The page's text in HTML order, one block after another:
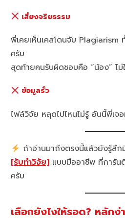
เสี่ยงจริยธรรม
พี่เคยเห็นเคสโดนจับ Plagiarism
ครับ
สุดท้ายคนรับผิดชอบคือ “น้อง” ไม่
ข้อมูลรั่ว
ไฟล์วิจัย หลุดไปไหนไม่รู้ อันนี้พี่เจ
ถ้าอ่านมาถึงตรงนี้แล้วยังรู้สึ
[รับทำวิจัย] แบบมืออาชีพ ที่การัน
ครับ
เลือกยังไงให้รอด? หลัก